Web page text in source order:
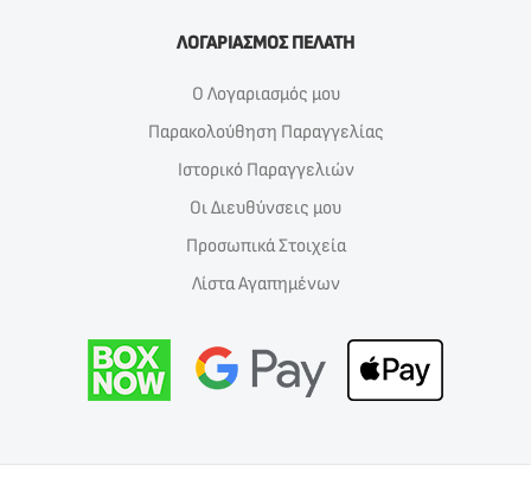
ΛΟΓΑΡΙΑΣΜΟΣ ΠΕΛΑΤΗ
Ο Λογαριασμός μου
Παρακολούθηση Παραγγελίας
Ιστορικό Παραγγελιών
Οι Διευθύνσεις μου
Προσωπικά Στοιχεία
Λίστα Αγαπημένων